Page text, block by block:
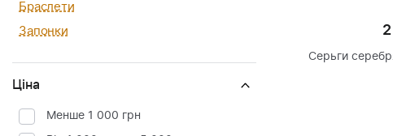
Браслети
Запонки
Ціна
Менше 1 000 грн
Серьги